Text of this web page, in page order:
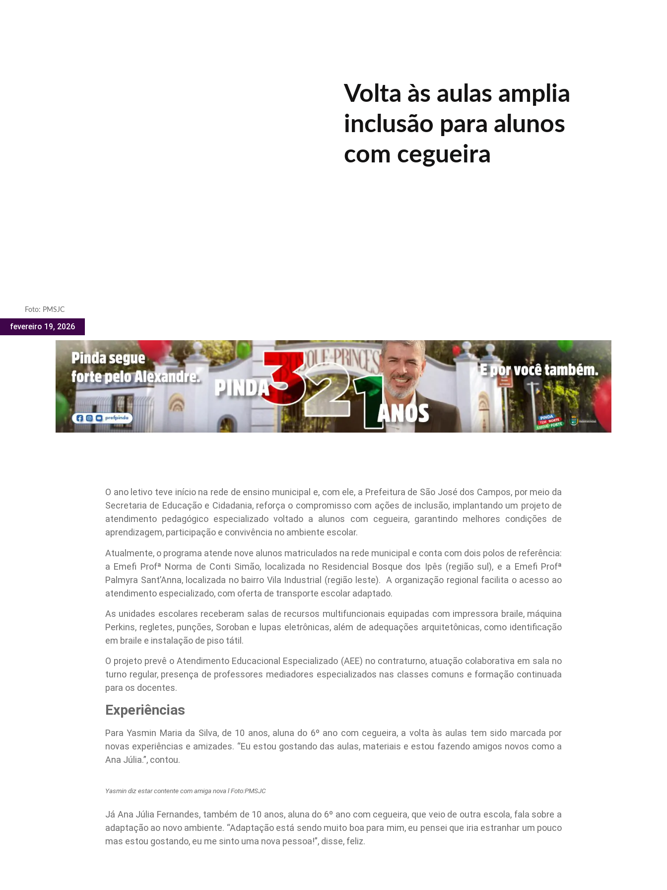
Foto: PMSJC
fevereiro 19, 2026
Volta às aulas amplia
inclusão para alunos
com cegueira
O ano letivo teve início na rede de ensino municipal e, com ele, a Prefeitura de São José dos Campos, por meio da
Secretaria de Educação e Cidadania, reforça o compromisso com ações de inclusão, implantando um projeto de
atendimento pedagógico especializado voltado a alunos com cegueira, garantindo melhores condições de
aprendizagem, participação e convivência no ambiente escolar.
Atualmente, o programa atende nove alunos matriculados na rede municipal e conta com dois polos de referência:
a Emefi Profª Norma de Conti Simão, localizada no Residencial Bosque dos Ipês (região sul), e a Emefi Profª
Palmyra Sant’Anna, localizada no bairro Vila Industrial (região leste). A organização regional facilita o acesso ao
atendimento especializado, com oferta de transporte escolar adaptado.
As unidades escolares receberam salas de recursos multifuncionais equipadas com impressora braile, máquina
Perkins, regletes, punções, Soroban e lupas eletrônicas, além de adequações arquitetônicas, como identificação
em braile e instalação de piso tátil.
O projeto prevê o Atendimento Educacional Especializado (AEE) no contraturno, atuação colaborativa em sala no
turno regular, presença de professores mediadores especializados nas classes comuns e formação continuada
para os docentes.
Experiências
Para Yasmin Maria da Silva, de 10 anos, aluna do 6º ano com cegueira, a volta às aulas tem sido marcada por
novas experiências e amizades. “Eu estou gostando das aulas, materiais e estou fazendo amigos novos como a
Ana Júlia.”, contou.
Yasmin diz estar contente com amiga nova l Foto:PMSJC
Já Ana Júlia Fernandes, também de 10 anos, aluna do 6º ano com cegueira, que veio de outra escola, fala sobre a
adaptação ao novo ambiente. “Adaptação está sendo muito boa para mim, eu pensei que iria estranhar um pouco
mas estou gostando, eu me sinto uma nova pessoa!”, disse, feliz.